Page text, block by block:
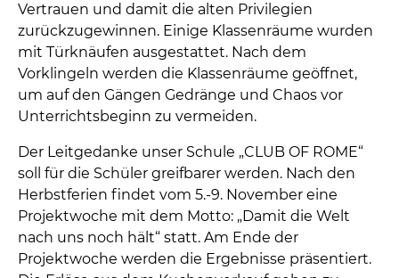
Vertrauen und damit die alten Privilegien
zurückzugewinnen. Einige Klassenräume wurden
mit Türknäufen ausgestattet. Nach dem
Vorklingeln werden die Klassenräume geöffnet,
um auf den Gängen Gedränge und Chaos vor
Unterrichtsbeginn zu vermeiden.
Der Leitgedanke unser Schule „CLUB OF ROME“
soll für die Schüler greifbarer werden. Nach den
Herbstferien findet vom 5.-9. November eine
Projektwoche mit dem Motto: „Damit die Welt
nach uns noch hält“ statt. Am Ende der
Projektwoche werden die Ergebnisse präsentiert.